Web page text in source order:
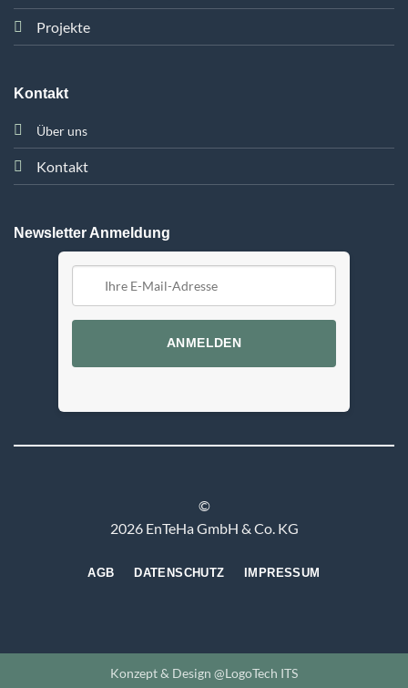
Projekte
Kontakt
Über uns
Kontakt
Newsletter Anmeldung
ANMELDEN
©
2026 EnTeHa GmbH & Co. KG
AGB DATENSCHUTZ IMPRESSUM
Konzept & Design @LogoTech ITS